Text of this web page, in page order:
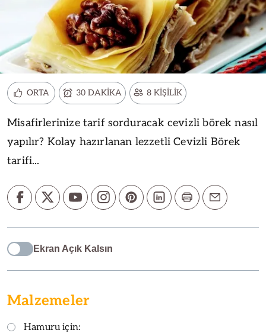
ORTA 30 DAKİKA 8 KİŞİLİK
Misafirlerinize tarif sorduracak cevizli börek nasıl
yapılır? Kolay hazırlanan lezzetli Cevizli Börek
tarifi...
Ekran Açık Kalsın
Malzemeler
Hamuru için: